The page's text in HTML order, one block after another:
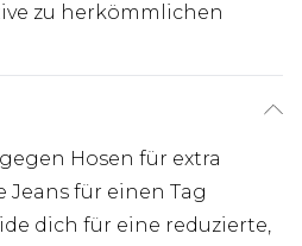
zu herkömmlichen
Hosen für extra
Jeans für einen Tag
dich für eine reduzierte,